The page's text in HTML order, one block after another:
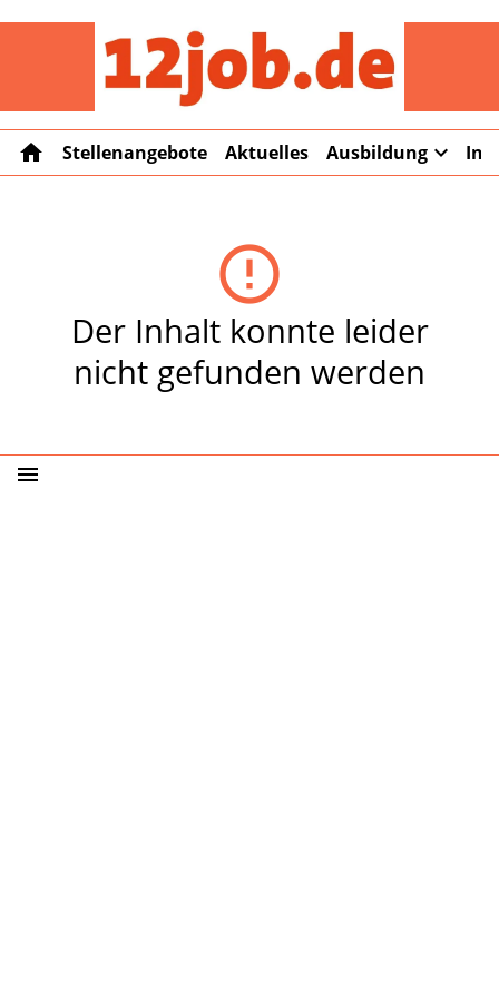
home Stellenangebote Aktuelles Ausbildung expand_more
error_outline
Der Inhalt konnte leider
nicht gefunden werden
menu